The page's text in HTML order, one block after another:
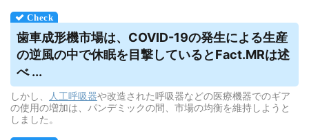
歯車成形機市場は、COVID-19の発生による生産
の逆風の中で休眠を目撃しているとFact.MRは述
べ ...
しかし、 人工呼吸器や改造された呼吸器などの医療機器でのギア
の使用の増加は、パンデミックの間、市場の均衡を維持しようと
しました。